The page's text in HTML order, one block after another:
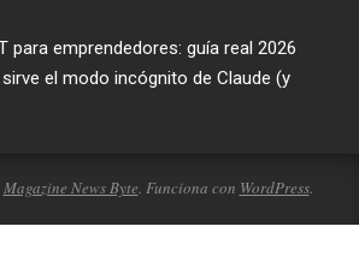
para emprendedores: guía real 2026
el modo incógnito de Claude (y
Magazine News Byte . Funciona con WordPress.